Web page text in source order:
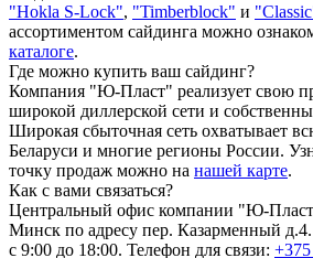
"Hokla S-Lock", "Timberblock" и
ассортиментом сайдинга можно
каталоге.
Где можно купить ваш сайдинг?
Компания "Ю-Пласт" реализует свою
широкой диллерской сети и
Широкая сбыточная сеть охватывает
Беларуси и многие регионы России.
точку продаж можно на нашей карте.
Как с вами связаться?
Центральный офис компании "Ю-
Минск по адресу пер. Казарменный
с 9:00 до 18:00. Телефон для связи: